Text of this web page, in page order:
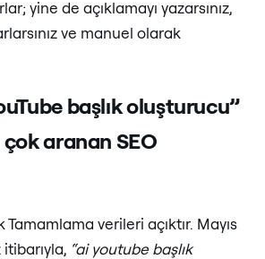
yine de açıklamayı yazarsınız,
ve manuel olarak
başlık oluşturucu”
çok aranan SEO
verileri açıktır. Mayıs
“ai youtube başlık